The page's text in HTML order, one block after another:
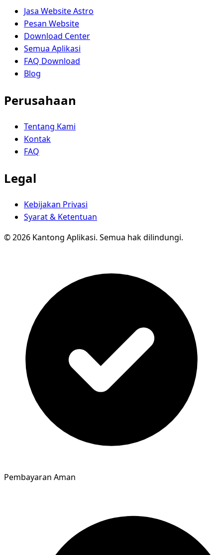
Jasa Website Astro
Pesan Website
Download Center
Semua Aplikasi
FAQ Download
Blog
Perusahaan
Tentang Kami
Kontak
FAQ
Legal
Kebijakan Privasi
Syarat & Ketentuan
© 2026 Kantong Aplikasi. Semua hak dilindungi.
Pembayaran Aman